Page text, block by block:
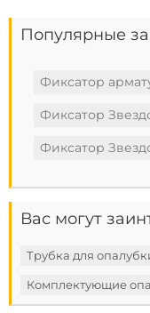
Популярные
Фиксатор
Фиксатор
Фиксатор
Вас могут
Трубка для
Комплектующие